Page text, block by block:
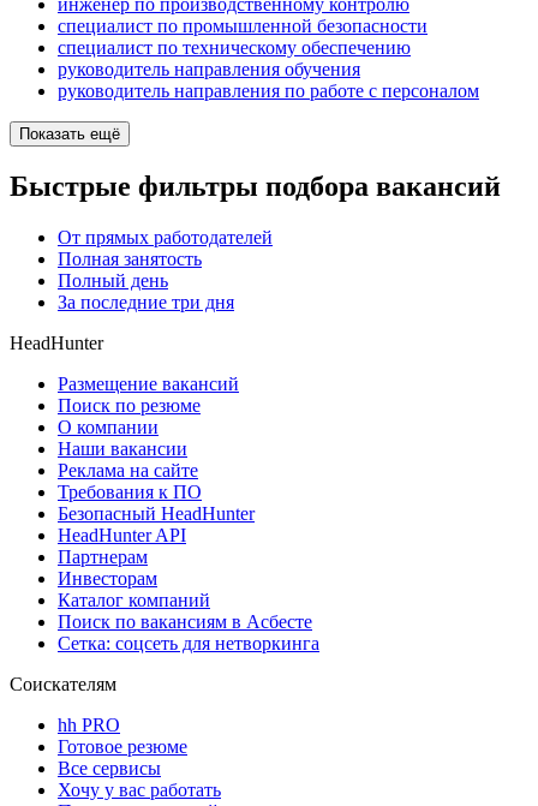
инженер по производственному контролю
специалист по промышленной безопасности
специалист по техническому обеспечению
руководитель направления обучения
руководитель направления по работе с персоналом
Показать ещё
Быстрые фильтры подбора вакансий
От прямых работодателей
Полная занятость
Полный день
За последние три дня
HeadHunter
Размещение вакансий
Поиск по резюме
О компании
Наши вакансии
Реклама на сайте
Требования к ПО
Безопасный HeadHunter
HeadHunter API
Партнерам
Инвесторам
Каталог компаний
Поиск по вакансиям в Асбесте
Сетка: соцсеть для нетворкинга
Соискателям
hh PRO
Готовое резюме
Все сервисы
Хочу у вас работать